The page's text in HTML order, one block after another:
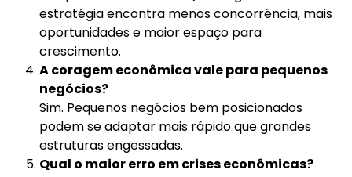
estratégia encontra menos concorrência, mais
oportunidades e maior espaço para
crescimento.
A coragem econômica vale para pequenos
negócios?
Sim. Pequenos negócios bem posicionados
podem se adaptar mais rápido que grandes
estruturas engessadas.
Qual o maior erro em crises econômicas?